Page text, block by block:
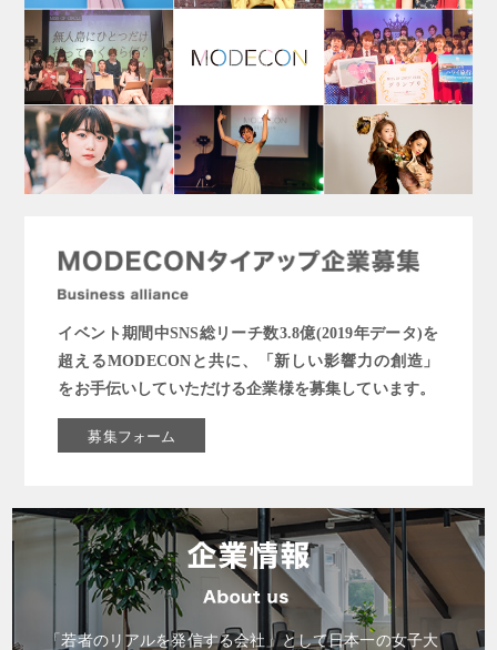
イベント期間中SNS総リーチ数3.8億(2019年データ)を
超えるMODECONと共に、「新しい影響力の創造」
をお手伝いしていただける企業様を募集しています。
募集フォーム
「若者のリアルを発信する会社」として日本一の女子大